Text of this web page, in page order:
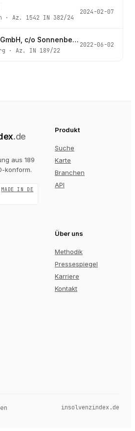
· Az. 1542 IN 382/24
2024-02-07
Sunway Precision GmbH, c/o Sonnenberg Services GmbH
· Az. IN 189/22
2022-06-02
.de
aus 189
konform.
MADE IN DE
Produkt
Suche
Karte
Branchen
API
Über uns
Methodik
Pressespiegel
Karriere
Kontakt
insolvenzindex.de